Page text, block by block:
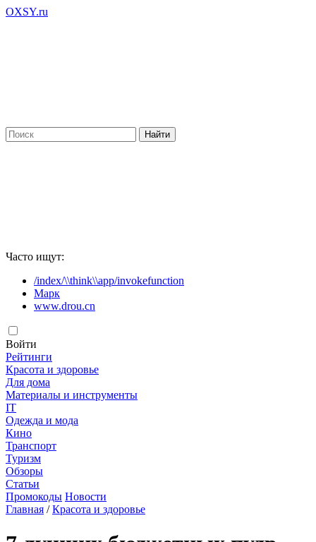
OXSY.ru
Часто ищут:
/index/\\think\\app/invokefunction
Марк
www.drou.cn
Войти
Рейтинги
Красота и здоровье
Для дома
Материалы и инструменты
IT
Одежда и мода
Кино
Транспорт
Туризм
Обзоры
Статьи
Промокоды Новости
Главная /Красота и здоровье